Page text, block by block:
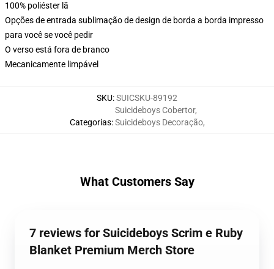
100% poliéster lã
Opções de entrada sublimação de design de borda a borda impresso
para você se você pedir
O verso está fora de branco
Mecanicamente limpável
SKU:SUICSKU-89192
Categorias:
Suicideboys Cobertor,
Suicideboys Decoração,
What Customers Say
7 reviews for Suicideboys Scrim e Ruby
Blanket Premium Merch Store